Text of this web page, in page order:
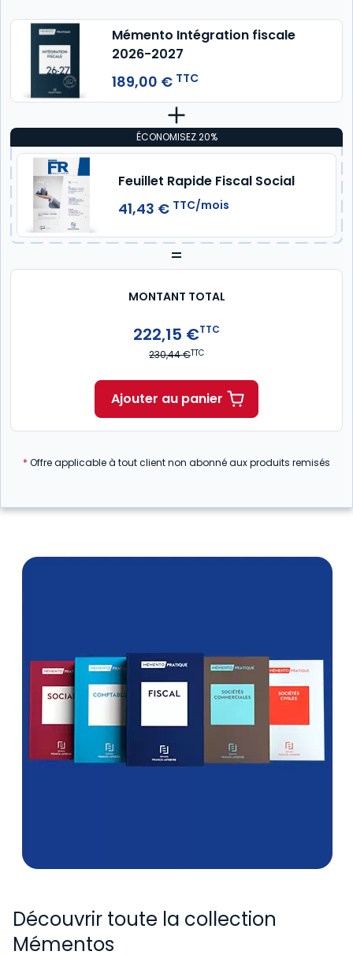
Mémento Intégration fiscale
2026-2027
189,00 € TTC
ÉCONOMISEZ 20%
Feuillet Rapide Fiscal Social
41,43 € TTC/mois
=
MONTANT TOTAL
222,15 €TTC
230,44 €TTC
Ajouter au panier
* Offre applicable à tout client non abonné aux produits remisés
Découvrir toute la collection
Mémentos